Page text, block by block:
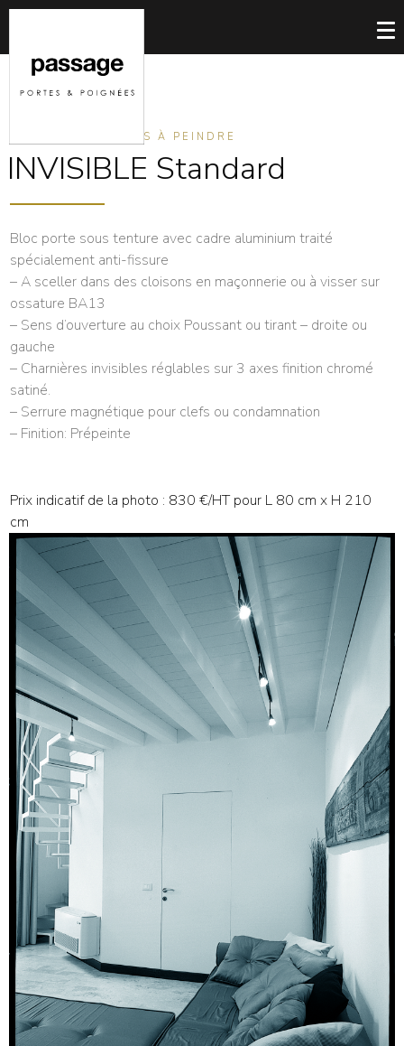
PORTES INVISIBLES À PEINDRE
INVISIBLE Standard
Bloc porte sous tenture avec cadre aluminium traité
spécialement anti-fissure
– A sceller dans des cloisons en maçonnerie ou à visser sur
ossature BA13
– Sens d’ouverture au choix Poussant ou tirant – droite ou
gauche
– Charnières invisibles réglables sur 3 axes finition chromé
satiné.
– Serrure magnétique pour clefs ou condamnation
– Finition: Prépeinte
Prix indicatif de la photo : 830 €/HT pour L 80 cm x H 210
cm